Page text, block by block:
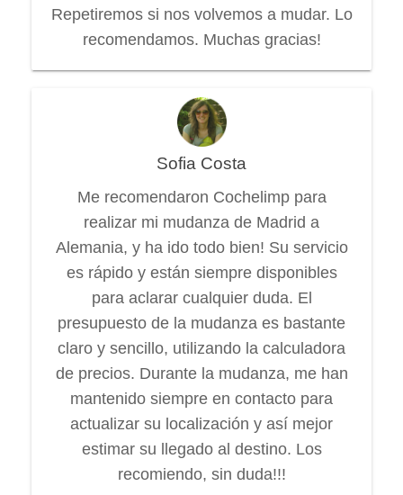
Repetiremos si nos volvemos a mudar. Lo
recomendamos. Muchas gracias!
Sofia Costa
Me recomendaron Cochelimp para
realizar mi mudanza de Madrid a
Alemania, y ha ido todo bien! Su servicio
es rápido y están siempre disponibles
para aclarar cualquier duda. El
presupuesto de la mudanza es bastante
claro y sencillo, utilizando la calculadora
de precios. Durante la mudanza, me han
mantenido siempre en contacto para
actualizar su localización y así mejor
estimar su llegado al destino. Los
recomiendo, sin duda!!!